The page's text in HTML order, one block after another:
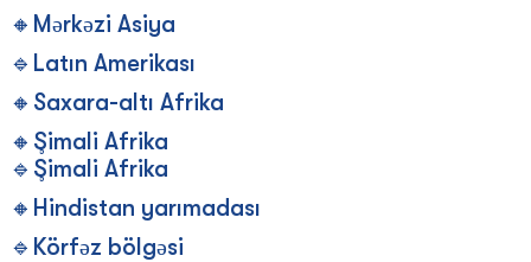
🔸Mərkəzi Asiya
🔹Latın Amerikası
🔸Saxara-altı Afrika
🔸Şimali Afrika
🔹Şimali Afrika
🔸Hindistan yarımadası
🔹Körfəz bölgəsi